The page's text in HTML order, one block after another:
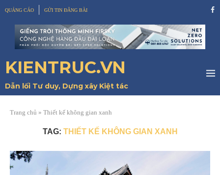
QUẢNG CÁO GỬI TIN ĐĂNG BÀI
KIENTRUC.VN
Dẫn lối Tư duy, Dựng xây Kiệt tác
Trang chủ » Thiết kế không gian xanh
TAG: THIẾT KẾ KHÔNG GIAN XANH